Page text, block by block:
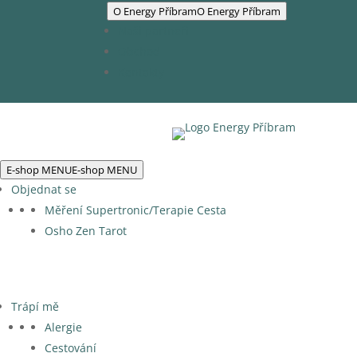
O Energy PříbramO Energy Příbram
E-shop MENUE-shop MENU
Objednat se
Měření Supertronic/Terapie Cesta
Osho Zen Tarot
Trápí mě
Alergie
Cestování